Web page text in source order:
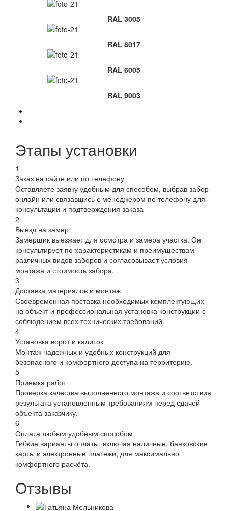
RAL 3005
RAL 8017
RAL 6005
RAL 9003
Этапы установки
1
Заказ на сайте или по телефону
Оставляете заявку удобным для способом, выбрав забор
онлайн или связавшись с менеджером по телефону для
консультации и подтверждения заказа
2
Выезд на замер
Замерщик выезжает для осмотра и замера участка. Он
консультирует по характеристикам и преимуществам
различных видов заборов и согласовывает условия
монтажа и стоимость забора.
3
Доставка материалов и монтаж
Своевременная поставка необходимых комплектующих
на объект и профессиональная установка конструкции с
соблюдением всех технических требований.
4
Установка ворот и калиток
Монтаж надежных и удобных конструкций для
безопасного и комфортного доступа на территорию.
5
Приемка работ
Проверка качества выполненного монтажа и соответствия
результата установленным требованиям перед сдачей
объекта заказчику.
6
Оплата любым удобным способом
Гибкие варианты оплаты, включая наличные, банковские
карты и электронные платежи, для максимально
комфортного расчёта.
Отзывы